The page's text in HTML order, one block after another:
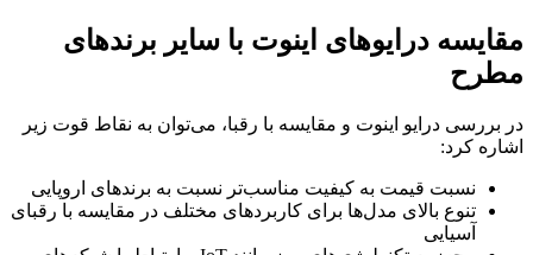
مقایسه درایوهای اینوت با سایر برندهای
مطرح
در بررسی درایو اینوت و مقایسه با رقبا، می‌توان به نقاط قوت زیر
اشاره کرد:
نسبت قیمت به کیفیت مناسب‌تر نسبت به برندهای اروپایی
تنوع بالای مدل‌ها برای کاربردهای مختلف در مقایسه با رقبای
آسیایی